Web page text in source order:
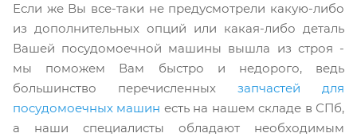
Если же Вы все-таки не предусмотрели какую-либо
из дополнительных опций или какая-либо деталь
Вашей посудомоечной машины вышла из строя -
мы поможем Вам быстро и недорого, ведь
большинство перечисленных запчастей для
посудомоечных машин есть на нашем складе в СПб,
а наши специалисты обладают необходимым